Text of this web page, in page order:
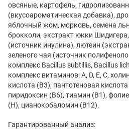
овсяные, картофель,
(вкусоароматическая добавка),
яблочный жом, морковь, семена
брокколи, экстракт юкки
(источник инулина), лютеин
зеленого чая (источник
комплекс Bacillus subtillis, Bacillus
комплекс витаминов: А, D, Е, С,
кислота (В3), пантотеновая
пиридоксин (В6), тиамин (В1),
(Н), цианокобаломин (В12).
Гарантированный анализ: